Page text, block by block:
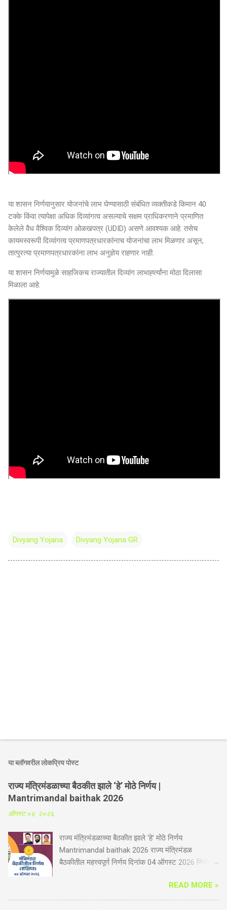
या शासन निर्णयानुसार योजनांचे लाभ घेण्यासाठी संबंधित व्यक्तीकडे किमान 40
टक्के किंवा त्यापेक्षा अधिक दिव्यांगत्व असल्याचे सक्षम प्राधिकरणाने प्रमाणित
केलेले वैध वैश्विक दिव्यांग ओळखपत्र (UDID) असणे आवश्यक आहे. तसेच
कायमस्वरूपी दिव्यांगत्व प्रमाणपत्रधारकांनाच योजनांचा लाभ मिळणार असून,
तात्पुरत्या प्रमाणपत्रधारकांना लाभ अनुज्ञेय राहणार नाही.
या शासन निर्णयामुळे साहजिकच राज्यातील दिव्यांग लाभार्ह्त्यांना मोठा दिलासा
मिळाला आहे.
Divyang Yojana Divyang Yojana GR
या ब्लॉगवरील लोकप्रिय पोस्ट
राज्य मंत्रिमंडळाच्या बैठकीत झाले ‘हे’ मोठे निर्णय |
Mantrimandal baithak 2026
ऑगस्ट ०४, २०२६
राज्य मंत्रिमंडळाच्या बैठकीत झाले ‘हे’ मोठे निर्णय
Mantrimandal baithak 2026 राज्य मंत्रिमंडळ
बैठकीतील महत्त्वपूर्ण निर्णय दिनांक 04 ऑगस्ट 2026 निर्णय
सुरक्षा सानुग्रह अनुदान योजनेस आणखी तीन वर्षाची मुदतवाढ.
आता योजनेत भूमिहीन शेतमजूर व महिला शेतकऱ्यांचा समावेश
READ MORE »